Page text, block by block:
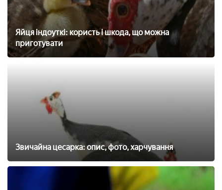
Яйця індоуткі: користь і шкода, що можна
приготувати
Звичайна цесарка: опис, фото, харчування